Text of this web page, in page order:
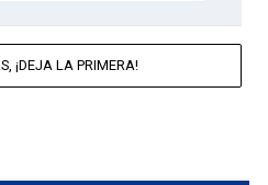
¡DEJA LA PRIMERA!